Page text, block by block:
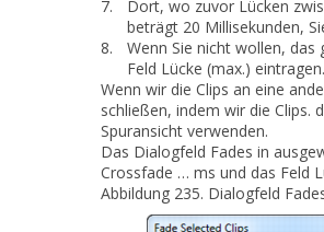
7.
Dort, wo zuvor Lücken
beträgt 20 Millisekunden,
8.
Wenn Sie nicht wollen,
Feld Lücke (max.)
Wenn wir die Clips an eine
schließen, indem wir die Clips.
Spuransicht verwenden.
Das Dialogfeld Fades in
Crossfade … ms und das Feld
Abbildung 235. Dialogfeld